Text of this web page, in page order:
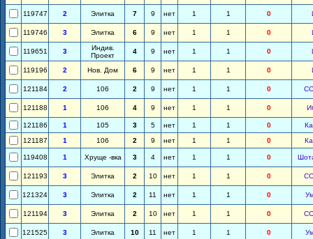
119747 2 Элитка 7 9 нет 1 1 0
119746 3 Элитка 6 9 нет 1 1 0
119651 3
Индив.
Проект
4 9 нет 1 1 0
119196 2 Нов. Дом 6 9 нет 1 1 0
121184 2 106 2 9 нет 1 1 0
121188 1 106 4 9 нет 1 1 0
121186 1 105 3 5 нет 1 1 0
121187
1 106 2 9 нет 1 1 0
119408 1 Хруще -вка 3 4 нет 1 1 0
121193 3 Элитка 2 10 нет 1 1 0
121324 3 Элитка 2 11 нет 1 1 0
121194 3 Элитка 2 10 нет 1 1 0
121525 3 Элитка 10 11 нет 1 1 0